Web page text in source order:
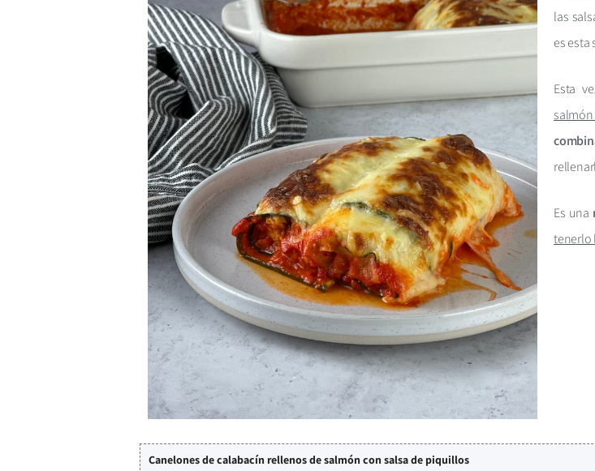
las
es
Esta
Es una
tenerlo
Canelones de calabacín rellenos de salmón con salsa de piquillos